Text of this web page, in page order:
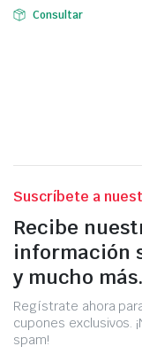
Consultar
Suscríbete a
Recibe
información
y mucho más.
Regístrate ahora
cupones exclusivos.
spam!